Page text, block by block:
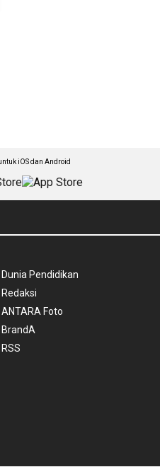
iOS dan Android
Dunia Pendidikan
Redaksi
ANTARA Foto
BrandA
RSS